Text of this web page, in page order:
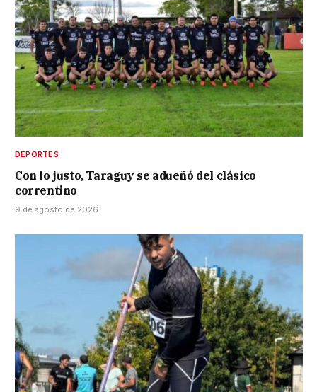
DEPORTES
Con lo justo, Taraguy se adueñó del clásico
correntino
9 de agosto de 2026